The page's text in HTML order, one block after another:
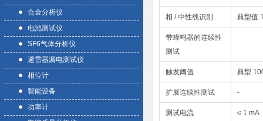
合金分析仪
电池测试仪
SF6气体分析仪
避雷器漏电测试仪
相位计
智能设备
功率计
相 / 中性线识别 典型值
带蜂鸣器的连续性
测试
触发阈值 典型
扩展连续性测试 -
测试电流 ≤ 1 mA